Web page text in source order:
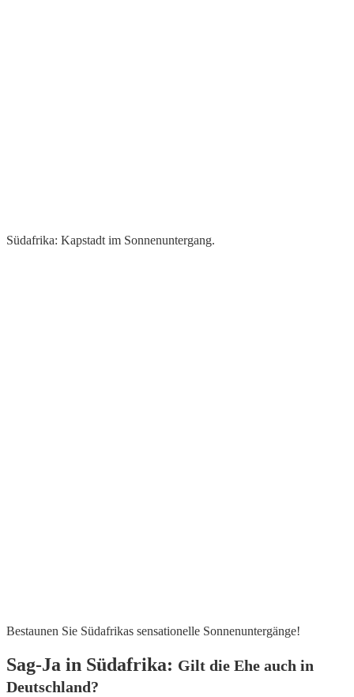
Südafrika: Kapstadt im Sonnenuntergang.
Bestaunen Sie Südafrikas sensationelle Sonnenuntergänge!
Sag-Ja in Südafrika: Gilt die Ehe auch in
Deutschland?